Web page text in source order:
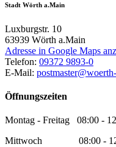
Stadt Wörth a.Main
Luxburgstr. 10
63939 Wörth a.Main
Adresse in Google Maps
Telefon: 09372 9893-0
E-Mail:
Öffnungszeiten
Montag - Freitag 08:00 -
Mittwoch 08:00 -